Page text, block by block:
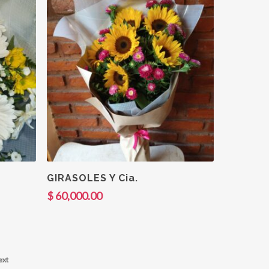
Añadir Al Carrito
GIRASOLES Y Cia.
$60,000.00